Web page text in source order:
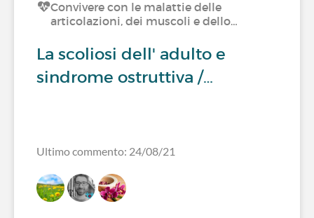
Convivere con le malattie delle
articolazioni, dei muscoli e dello…
La scoliosi dell' adulto e
sindrome ostruttiva /…
Ultimo commento: 24/08/21